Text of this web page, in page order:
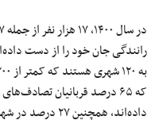
که ۶۵ درصد قربانیان
داده‌اند، همچنین ۲۷ درصد در شهرها و ۷درصد نیز در جاده‌های روستایی.